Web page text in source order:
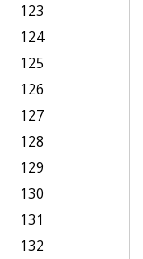
123
124
125
126
127
128
129
130
131
132